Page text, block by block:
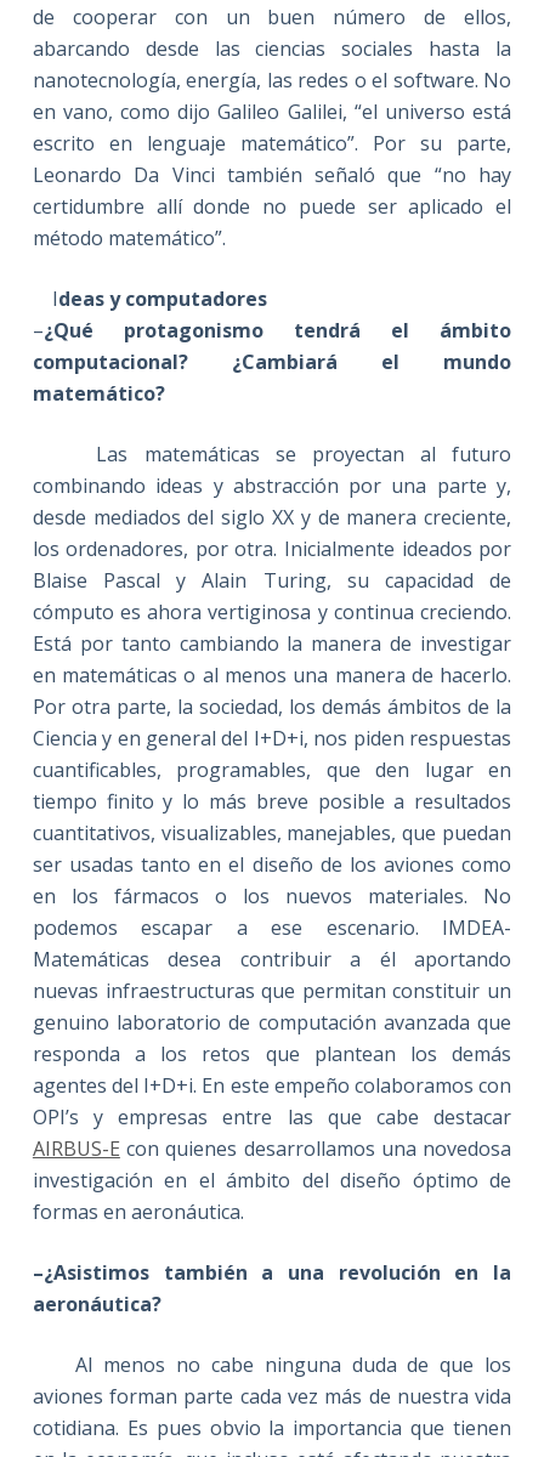
de cooperar con un buen número de ellos,
abarcando desde las ciencias sociales hasta la
nanotecnología, energía, las redes o el software. No
en vano, como dijo Galileo Galilei, “el universo está
escrito en lenguaje matemático”. Por su parte,
Leonardo Da Vinci también señaló que “no hay
certidumbre allí donde no puede ser aplicado el
método matemático”.
Ideas y computadores
–¿Qué protagonismo tendrá el ámbito
computacional? ¿Cambiará el mundo
matemático?
Las matemáticas se proyectan al futuro
combinando ideas y abstracción por una parte y,
desde mediados del siglo XX y de manera creciente,
los ordenadores, por otra. Inicialmente ideados por
Blaise Pascal y Alain Turing, su capacidad de
cómputo es ahora vertiginosa y continua creciendo.
Está por tanto cambiando la manera de investigar
en matemáticas o al menos una manera de hacerlo.
Por otra parte, la sociedad, los demás ámbitos de la
Ciencia y en general del I+D+i, nos piden respuestas
cuantificables, programables, que den lugar en
tiempo finito y lo más breve posible a resultados
cuantitativos, visualizables, manejables, que puedan
ser usadas tanto en el diseño de los aviones como
en los fármacos o los nuevos materiales. No
podemos escapar a ese escenario. IMDEA-
Matemáticas desea contribuir a él aportando
nuevas infraestructuras que permitan constituir un
genuino laboratorio de computación avanzada que
responda a los retos que plantean los demás
agentes del I+D+i. En este empeño colaboramos con
OPI’s y empresas entre las que cabe destacar
AIRBUS-E con quienes desarrollamos una novedosa
investigación en el ámbito del diseño óptimo de
formas en aeronáutica.
–¿Asistimos también a una revolución en la
aeronáutica?
Al menos no cabe ninguna duda de que los
aviones forman parte cada vez más de nuestra vida
cotidiana. Es pues obvio la importancia que tienen